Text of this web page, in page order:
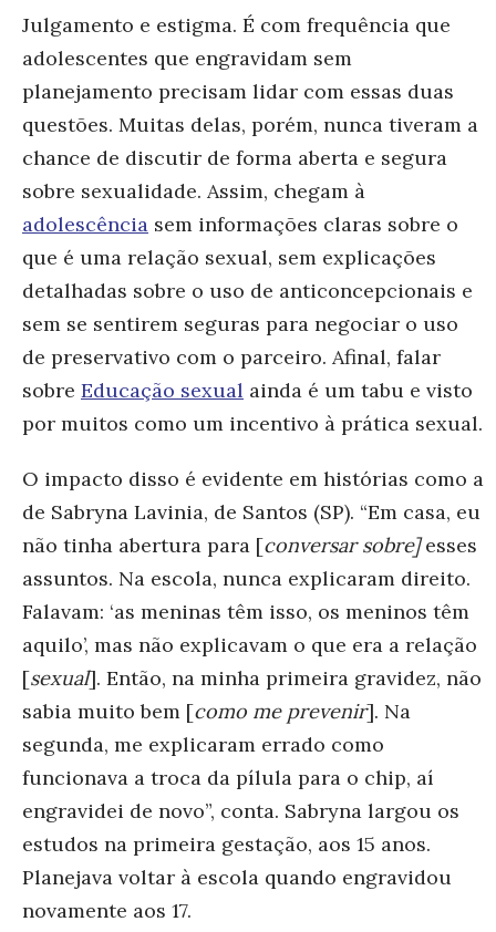
Julgamento e estigma. É com frequência que
adolescentes que engravidam sem
planejamento precisam lidar com essas duas
questões. Muitas delas, porém, nunca tiveram a
chance de discutir de forma aberta e segura
sobre sexualidade. Assim, chegam à
adolescência sem informações claras sobre o
que é uma relação sexual, sem explicações
detalhadas sobre o uso de anticoncepcionais e
sem se sentirem seguras para negociar o uso
de preservativo com o parceiro. Afinal, falar
sobre Educação sexual ainda é um tabu e visto
por muitos como um incentivo à prática sexual.
O impacto disso é evidente em histórias como a
de Sabryna Lavinia, de Santos (SP). “Em casa, eu
não tinha abertura para [conversar sobre]esses
assuntos. Na escola, nunca explicaram direito.
Falavam: ‘as meninas têm isso, os meninos têm
aquilo’, mas não explicavam o que era a relação
[sexual]. Então, na minha primeira gravidez, não
sabia muito bem [como me prevenir]. Na
segunda, me explicaram errado como
funcionava a troca da pílula para o chip, aí
engravidei de novo”, conta. Sabryna largou os
estudos na primeira gestação, aos 15 anos.
Planejava voltar à escola quando engravidou
novamente aos 17.